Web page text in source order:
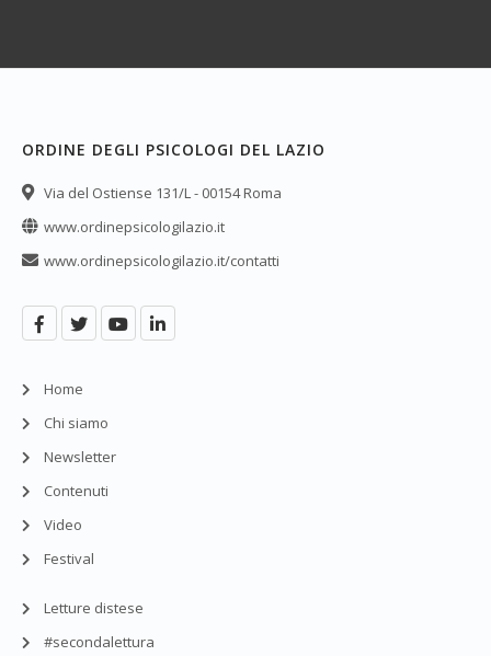
ORDINE DEGLI PSICOLOGI DEL LAZIO
Via del Ostiense 131/L - 00154 Roma
www.ordinepsicologilazio.it
www.ordinepsicologilazio.it/contatti
Home
Chi siamo
Newsletter
Contenuti
Video
Festival
Letture distese
#secondalettura